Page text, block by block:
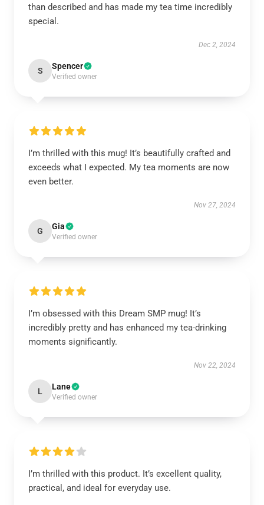
than described and has made my tea time incredibly
special.
Dec 2, 2024
S Spencer
Verified owner
I’m thrilled with this mug! It’s beautifully crafted and
exceeds what I expected. My tea moments are now
even better.
Nov 27, 2024
G Gia
Verified owner
I’m obsessed with this Dream SMP mug! It’s
incredibly pretty and has enhanced my tea-drinking
moments significantly.
Nov 22, 2024
L Lane
Verified owner
I’m thrilled with this product. It’s excellent quality,
practical, and ideal for everyday use.